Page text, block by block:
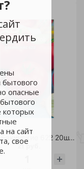
бытового
опасные
которых
на сайт
свое
Томат Бакинские 622 20шт /10
21 руб.